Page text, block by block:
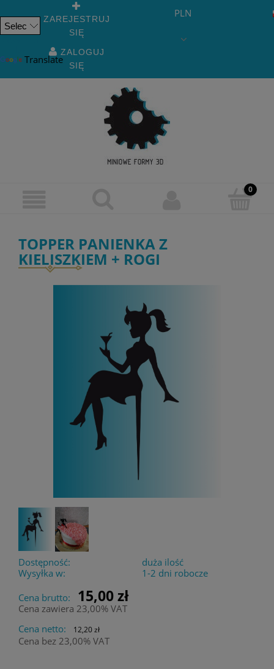
Translate
ZAREJESTRUJ
SIĘ
ZALOGUJ
SIĘ
PLN
TOPPER PANIENKA Z
KIELISZKIEM + ROGI
Dostępność:
duża ilość
Wysyłka w:
1-2 dni robocze
Cena brutto:
15,00 zł
Cena zawiera 23,00% VAT
Cena netto:
12,20 zł
Cena bez 23,00% VAT